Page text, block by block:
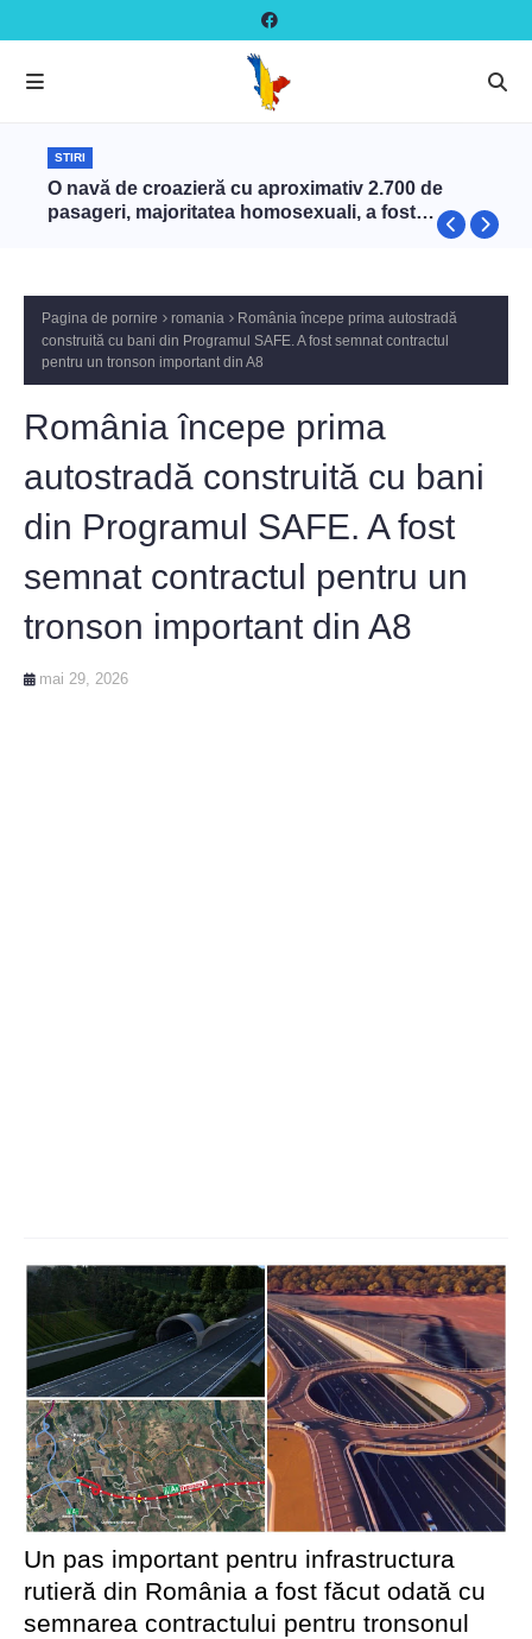
STIRI
O navă de croazieră cu aproximativ 2.700 de
pasageri, majoritatea homosexuali, a fost
Pagina de pornire romania
România începe prima autostradă
construită cu bani din Programul SAFE. A fost semnat contractul
pentru un tronson important din A8
România începe prima
autostradă construită cu bani
din Programul SAFE. A fost
semnat contractul pentru un
tronson important din A8
mai 29, 2026
Un pas important pentru infrastructura
rutieră din România a fost făcut odată cu
semnarea contractului pentru tronsonul